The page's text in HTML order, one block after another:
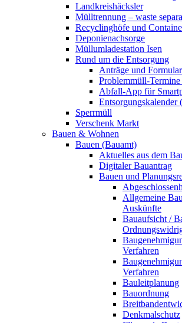
Landkreishäcksler
Mülltrennung – waste
Recyclinghöfe und
Deponienachsorge
Müllumladestation Isen
Rund um die Entsorgung
Anträge und
Problemmüll-
Abfall-App für
Entsorgungskalender
Sperrmüll
Verschenk Markt
Bauen & Wohnen
Bauen (Bauamt)
Aktuelles aus dem
Digitaler Bauantrag
Bauen und
Allgemeine
Auskünfte
Bauaufsicht /
Verfahren
Verfahren
Bauleitplanung
Bauordnung
Denkmalschutz